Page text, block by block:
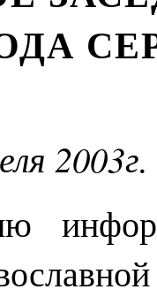
2003г.